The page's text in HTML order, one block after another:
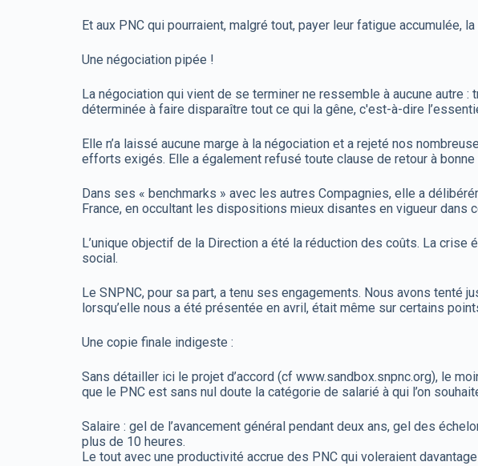
Et aux PNC qui pourraient, malgré tout, payer leur fatigue
Une négociation pipée !
La négociation qui vient de se terminer ne ressemble à aucune autre
déterminée à faire disparaître tout ce qui la gêne, c'est-à-dire
Elle n’a laissé aucune marge à la négociation et a rejeté nos
efforts exigés. Elle a également refusé toute clause de retour à
Dans ses « benchmarks » avec les autres Compagnies, elle a
France, en occultant les dispositions mieux disantes en vigueur dans
L’unique objectif de la Direction a été la réduction des coûts. La
social.
Le SNPNC, pour sa part, a tenu ses engagements. Nous avons tenté
lorsqu’elle nous a été présentée en avril, était même sur certains
Une copie finale indigeste :
Sans détailler ici le projet d’accord (cf www.sandbox.snpnc.org), le
que le PNC est sans nul doute la catégorie de salarié à qui l’on
Salaire : gel de l’avancement général pendant deux ans, gel des
plus de 10 heures.
Le tout avec une productivité accrue des PNC qui voleraient